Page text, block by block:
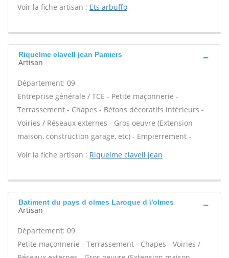
Voir la fiche artisan : Ets arbuffo
Riquelme clavell jean Pamiers
Artisan
Département: 09
Entreprise générale / TCE - Petite maçonnerie -
Terrassement - Chapes - Bétons décoratifs intérieurs -
Voiries / Réseaux externes - Gros oeuvre (Extension
maison, construction garage, etc) - Empierrement -
Voir la fiche artisan : Riquelme clavell jean
Batiment du pays d olmes Laroque d \'olmes
Artisan
Département: 09
Petite maçonnerie - Terrassement - Chapes - Voiries /